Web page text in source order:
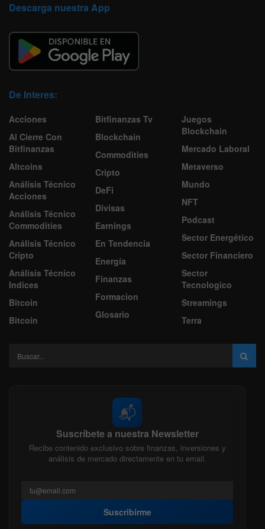
Descarga nuestra App
De Interes:
Acciones
Al Cierre Con
Bitfinanzas
Altcoins
Análisis Técnico
Acciones
Análisis Técnico
Commodities
Análisis Técnico
Cripto
Análisis Técnico
Indices
Bitcoin
Bitcoin
Bitfinanzas Tv
Blockchain
Commodities
Cripto
DeFi
Divisas
Earnings
En Tendencia
Energía
Finanzas
Formacion
Glosario
Juegos
Blockchain
Mercado Laboral
Metaverso
Mundo
NFT
Podcast
Sector Energético
Sector Financiero
Sector
Tecnologico
Streamings
Terra
📬
Suscríbete a nuestra Newsletter
Recibe contenido exclusivo sobre finanzas, inversiones y
análisis de mercado directamente en tu email.
Suscribirme